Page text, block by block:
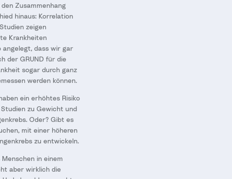
Zusammenhang
hinaus: Korrelation
zeigen
Krankheiten
angelegt, dass wir gar
der GRUND für die
sogar durch ganz
werden können.
ein erhöhtes Risiko
zu Gewicht und
Oder? Gibt es
mit einer höheren
zu entwickeln.
in einem
aber wirklich die